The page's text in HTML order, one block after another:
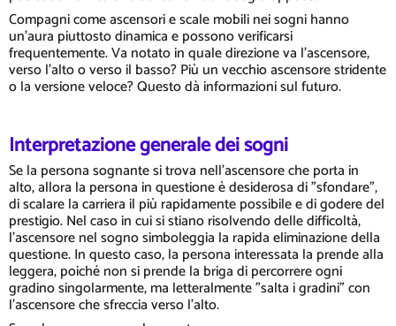
Compagni come ascensori e scale mobili nei sogni hanno
un'aura piuttosto dinamica e possono verificarsi
frequentemente. Va notato in quale direzione va l'ascensore,
verso l'alto o verso il basso? Più un vecchio ascensore stridente
o la versione veloce? Questo dà informazioni sul futuro.
Interpretazione generale dei sogni
Se la persona sognante si trova nell'ascensore che porta in
alto, allora la persona in questione è desiderosa di "sfondare",
di scalare la carriera il più rapidamente possibile e di godere del
prestigio. Nel caso in cui si stiano risolvendo delle difficoltà,
l'ascensore nel sogno simboleggia la rapida eliminazione della
questione. In questo caso, la persona interessata la prende alla
leggera, poiché non si prende la briga di percorrere ogni
gradino singolarmente, ma letteralmente "salta i gradini" con
l'ascensore che sfreccia verso l'alto.